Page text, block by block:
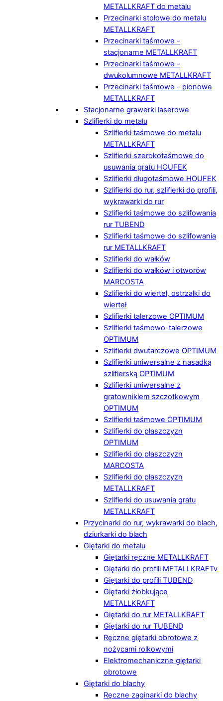
METALLKRAFT do metalu
Przecinarki stołowe do metalu
METALLKRAFT
Przecinarki taśmowe -
stacjonarne METALLKRAFT
Przecinarki taśmowe -
dwukolumnowe METALLKRAFT
Przecinarki taśmowe - pionowe
METALLKRAFT
Stacjonarne grawerki laserowe
Szlifierki do metalu
Szlifierki taśmowe do metalu
METALLKRAFT
Szlifierki szerokotaśmowe do
usuwania gratu HOUFEK
Szlifierki długotaśmowe HOUFEK
Szlifierki do rur, szlifierki do profili,
wykrawarki do rur
Szlifierki taśmowe do szlifowania
rur TUBEND
Szlifierki taśmowe do szlifowania
rur METALLKRAFT
Szlifierki do wałków
Szlifierki do wałków i otworów
MARCOSTA
Szlifierki do wierteł, ostrzałki do
wierteł
Szlifierki talerzowe OPTIMUM
Szlifierki taśmowo-talerzowe
OPTIMUM
Szlifierki dwutarczowe OPTIMUM
Szlifierki uniwersalne z nasadką
szlifierską OPTIMUM
Szlifierki uniwersalne z
gratownikiem szczotkowym
OPTIMUM
Szlifierki taśmowe OPTIMUM
Szlifierki do płaszczyzn
OPTIMUM
Szlifierki do płaszczyzn
MARCOSTA
Szlifierki do płaszczyzn
METALLKRAFT
Szlifierki do usuwania gratu
METALLKRAFT
Przycinarki do rur, wykrawarki do blach,
dziurkarki do blach
Giętarki do metalu
Giętarki ręczne METALLKRAFT
Giętarki do profili METALLKRAFTv
Giętarki do profili TUBEND
Giętarki żłobkujące
METALLKRAFT
Giętarki do rur METALLKRAFT
Giętarki do rur TUBEND
Ręczne giętarki obrotowe z
nożycami rolkowymi
Elektromechaniczne giętarki
obrotowe
Giętarki do blachy
Ręczne zaginarki do blachy